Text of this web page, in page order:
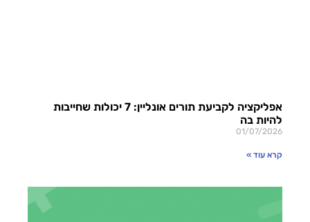
אפליקציה לקביעת תורים אונליין: 7 יכולות שחייבות
להיות בה
01/07/2026
קרא עוד »